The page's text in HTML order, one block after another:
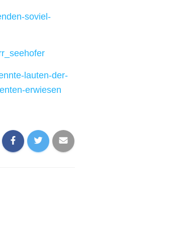
soviel-
lauten-der-
erwiesen